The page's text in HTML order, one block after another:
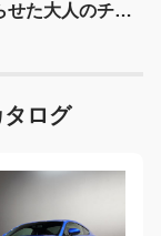
せた大人のチュ
ログ